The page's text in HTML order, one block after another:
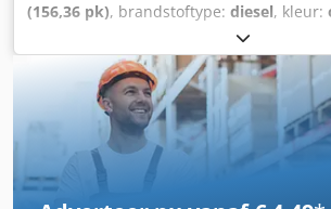
(156,36 pk), brandstoftype: diesel, kleur:
, Bouwjaar:
h, Algemene informatie Bouwjaar: 2012
DCH210R5NCEAH2500 Technische
cilinders: 4 Dedpfx Amjy En Nde Ujck
kg Functioneel Werkbreedte: 300 cm CE-
Technische staat: zeer goed Optische
Financiële informatie Prijs: op aanvraag
Van eerste eigenaar, volledig